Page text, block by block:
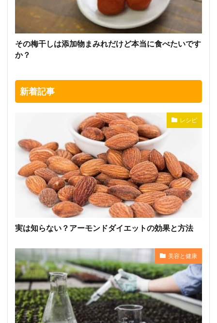
その梅干しは添加物まみれだけど本当に食べたいです
か？
新着記事
レシピ
実は知らない？アーモンドダイエットの効果と方法
美容と健康